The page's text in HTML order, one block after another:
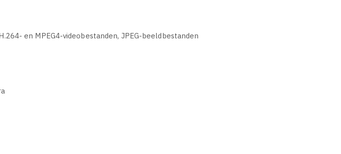
en MPEG4-videobestanden, JPEG-beeldbestanden